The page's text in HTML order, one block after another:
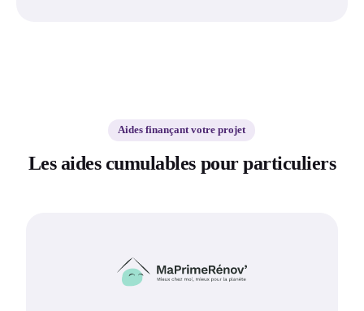
Aides finançant votre projet
Les aides cumulables pour particuliers